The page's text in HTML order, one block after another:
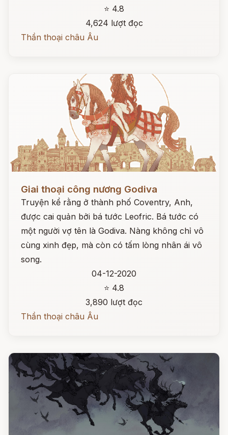
⭐ 4.8
4,624 lượt đọc
Thần thoại châu Âu
Giai thoại công nương Godiva
Truyện kể rằng ở thành phố Coventry, Anh,
được cai quản bởi bá tước Leofric. Bá tước có
một người vợ tên là Godiva. Nàng không chỉ vô
cùng xinh đẹp, mà còn có tấm lòng nhân ái vô
song.
04-12-2020
⭐ 4.8
3,890 lượt đọc
Thần thoại châu Âu